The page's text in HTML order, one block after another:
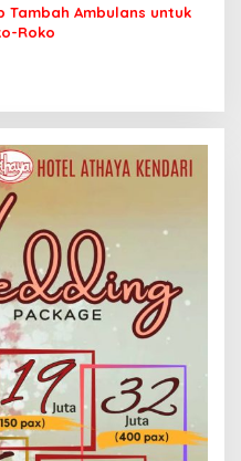
Tambah Ambulans untuk
Roko